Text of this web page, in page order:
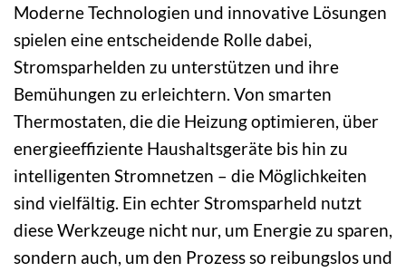
Moderne Technologien und innovative Lösungen
spielen eine entscheidende Rolle dabei,
Stromsparhelden zu unterstützen und ihre
Bemühungen zu erleichtern. Von smarten
Thermostaten, die die Heizung optimieren, über
energieeffiziente Haushaltsgeräte bis hin zu
intelligenten Stromnetzen – die Möglichkeiten
sind vielfältig. Ein echter Stromsparheld nutzt
diese Werkzeuge nicht nur, um Energie zu sparen,
sondern auch, um den Prozess so reibungslos und